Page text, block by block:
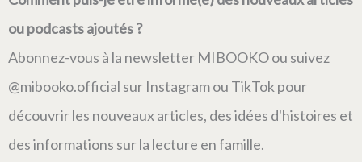
ou podcasts ajoutés ?
Abonnez-vous à la newsletter MIBOOKO ou suivez
@mibooko.official sur Instagram ou TikTok pour
découvrir les nouveaux articles, des idées d'histoires et
des informations sur la lecture en famille.